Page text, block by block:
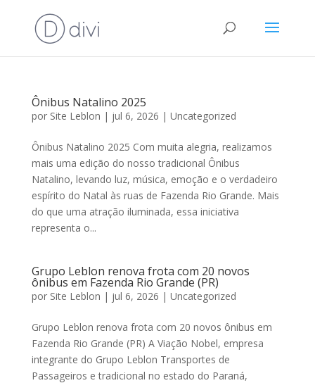
Ônibus Natalino 2025
por Site Leblon | jul 6, 2026 | Uncategorized
Ônibus Natalino 2025 Com muita alegria, realizamos
mais uma edição do nosso tradicional Ônibus
Natalino, levando luz, música, emoção e o verdadeiro
espírito do Natal às ruas de Fazenda Rio Grande. Mais
do que uma atração iluminada, essa iniciativa
representa o...
Grupo Leblon renova frota com 20 novos
ônibus em Fazenda Rio Grande (PR)
por Site Leblon | jul 6, 2026 | Uncategorized
Grupo Leblon renova frota com 20 novos ônibus em
Fazenda Rio Grande (PR) A Viação Nobel, empresa
integrante do Grupo Leblon Transportes de
Passageiros e tradicional no estado do Paraná,